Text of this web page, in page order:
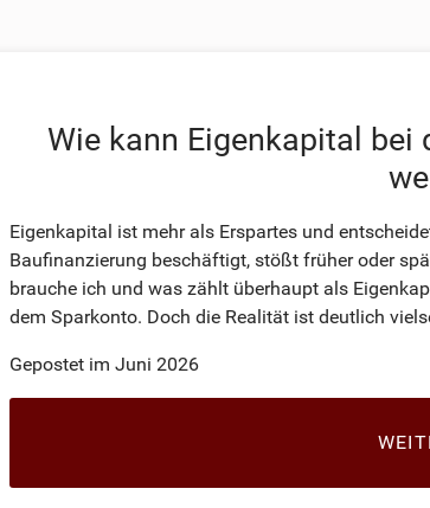
Wie kann Eigenkapital
Eigenkapital ist mehr als Erspartes und
Baufinanzierung beschäftigt, stößt früher oder
brauche ich und was zählt überhaupt als
dem Sparkonto. Doch die Realität ist deutlich
Gepostet im Juni 2026